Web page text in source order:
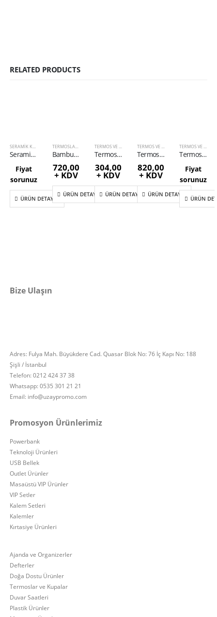
RELATED PRODUCTS
SERAMIK KUPALAR TERMOSLAR VE KUPALAR
Seramik Kupa
Fiyat
sorunuz
ÜRÜN DETAYLARI
TERMOSLAR VE KUPALAR ,TERMOS VE BARDAKLAR
Bambu Termos 450 ml
720,00
+ KDV
ÜRÜN DETAYLARI
TERMOS VE BARDAKLAR ,TERMOSLAR VE KUPALAR
Termos Bardak ( 280 ml )
304,00
+ KDV
ÜRÜN DETAYLARI
TERMOS VE BARDAKLAR ,TERMOSLAR
Termos (750 ml)
820,00
+ KDV
ÜRÜN DETAYLARI
TERMOS VE BARDAKLAR
Termos ( 250 ml )
Fiyat
sorunuz
ÜRÜN
Bize Ulaşın
Adres: Fulya Mah. Büyükdere Cad. Quasar Blok No: 76 İç Kapı No: 188
Şişli / İstanbul
Telefon: 0212 424 37 38
Whatsapp: 0535 301 21 21
Email: info@uzaypromo.com
Promosyon Ürünlerimiz
Powerbank
Teknoloji Ürünleri
USB Bellek
Outlet Ürünler
Masaüstü VIP Ürünler
VIP Setler
Kalem Setleri
Kalemler
Kırtasiye Ürünleri
Ajanda ve Organizerler
Defterler
Doğa Dostu Ürünler
Termoslar ve Kupalar
Duvar Saatleri
Plastik Ürünler